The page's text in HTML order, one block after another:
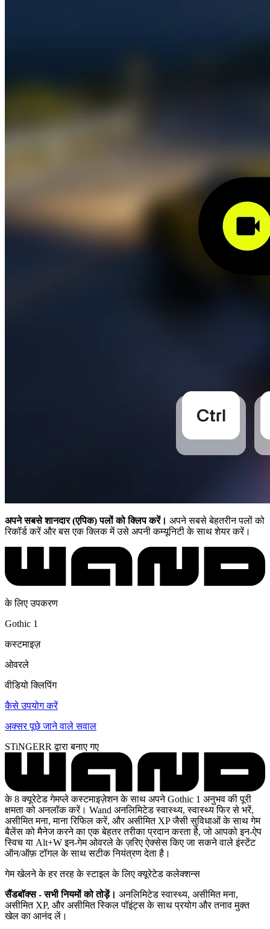
अपने सबसे शानदार (एपिक) पलों को क्लिप करें। अपने सबसे बेहतरीन पलों को
रिकॉर्ड करें और बस एक क्लिक में उसे अपनी कम्यूनिटी के साथ शेयर करें।
के लिए उपकरण
Gothic 1
कस्टमाइज़
ओवरले
वीडियो क्लिपिंग
कैसे उपयोग करें
अक्सर पूछे जाने वाले सवाल
STiNGERR द्वारा बनाए गए
के 8 क्यूरेटेड गेमप्ले कस्टमाइज़ेशन के साथ अपने Gothic 1 अनुभव की पूरी
क्षमता को अनलॉक करें। Wand अनलिमिटेड स्वास्थ्य, स्वास्थ्य फिर से भरें,
असीमित मना, माना रिफिल करें, और असीमित XP जैसी सुविधाओं के साथ गेम
बैलेंस को मैनेज करने का एक बेहतर तरीका प्रदान करता है, जो आपको इन-ऐप
स्विच या Alt+W इन-गेम ओवरले के ज़रिए ऐक्सेस किए जा सकने वाले इंस्टेंट
ऑन/ऑफ़ टॉगल के साथ सटीक नियंत्रण देता है।
गेम खेलने के हर तरह के स्टाइल के लिए क्यूरेटेड कलेक्शन्स
सैंडबॉक्स - सभी नियमों को तोड़ें। अनलिमिटेड स्वास्थ्य, असीमित मना,
असीमित XP, और असीमित स्किल पॉइंट्स के साथ प्रयोग और तनाव मुक्त
खेल का आनंद लें।